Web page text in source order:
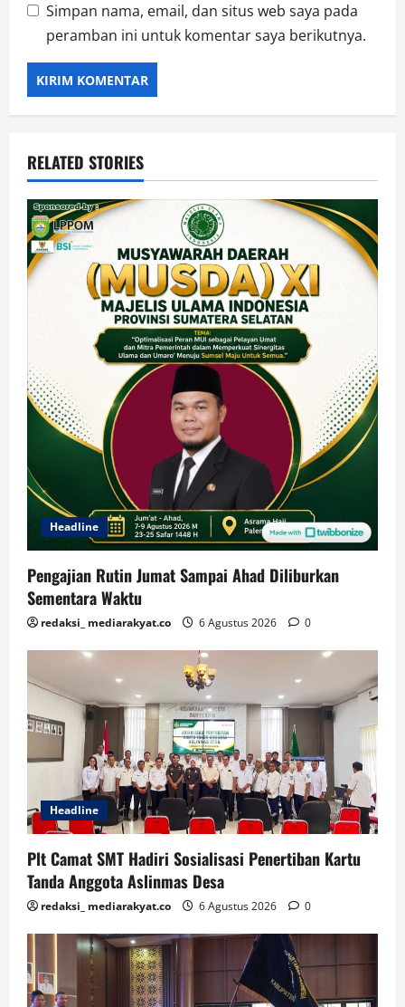
Simpan nama, email, dan situs web saya pada
peramban ini untuk komentar saya berikutnya.
RELATED STORIES
Headline
Pengajian Rutin Jumat Sampai Ahad Diliburkan
Sementara Waktu
redaksi_ mediarakyat.co 6 Agustus 2026 0
Headline
Plt Camat SMT Hadiri Sosialisasi Penertiban Kartu
Tanda Anggota Aslinmas Desa
redaksi_ mediarakyat.co 6 Agustus 2026 0